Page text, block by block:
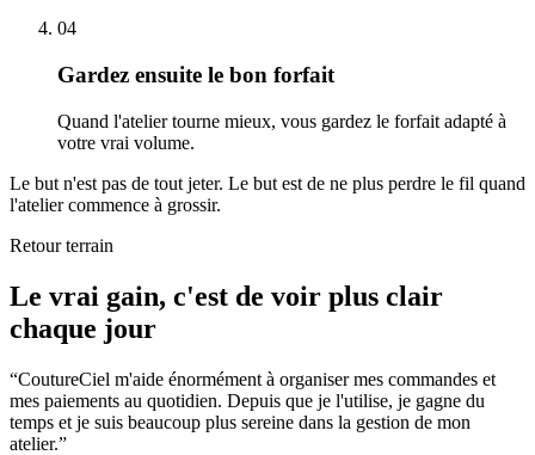
04
Gardez ensuite le bon forfait
Quand l'atelier tourne mieux, vous gardez le forfait adapté à
votre vrai volume.
Le but n'est pas de tout jeter. Le but est de ne plus perdre le fil quand
l'atelier commence à grossir.
Retour terrain
Le vrai gain, c'est de voir plus clair
chaque jour
“CoutureCiel m'aide énormément à organiser mes commandes et
mes paiements au quotidien. Depuis que je l'utilise, je gagne du
temps et je suis beaucoup plus sereine dans la gestion de mon
atelier.”